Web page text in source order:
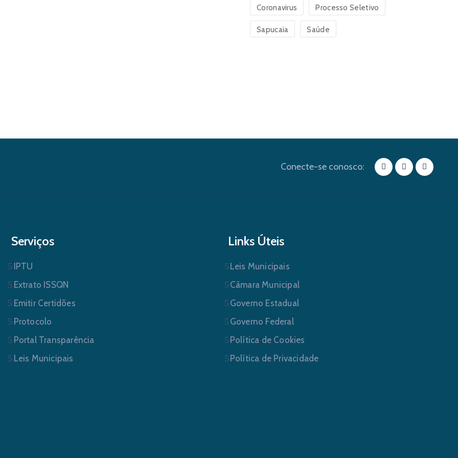
Coronavirus Processo Seletivo
Sapucaia Saúde
Conecte-se conosco:
Serviços
IPTU
Extrato ISSQN
Emitir Certidões
Protocolo
Portal Transparência
Leis Municipais
Links Úteis
Leis Municipais
Câmara Municipal
Governo Estadual
Governo Federal
Política de Cookies
Política de Privacidade